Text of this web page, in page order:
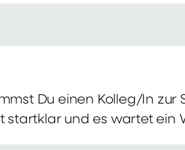
Du einen Kolleg/In zur
startklar und es wartet ein